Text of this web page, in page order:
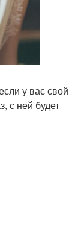
у вас свой
с ней будет